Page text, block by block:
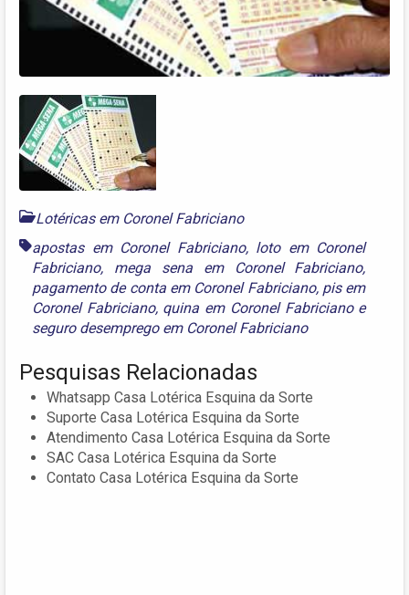
Lotéricas em Coronel Fabriciano
apostas em Coronel Fabriciano, loto em Coronel
Fabriciano, mega sena em Coronel Fabriciano,
pagamento de conta em Coronel Fabriciano, pis em
Coronel Fabriciano, quina em Coronel Fabricianoe
seguro desemprego em Coronel Fabriciano
Pesquisas Relacionadas
Whatsapp Casa Lotérica Esquina da Sorte
Suporte Casa Lotérica Esquina da Sorte
Atendimento Casa Lotérica Esquina da Sorte
SAC Casa Lotérica Esquina da Sorte
Contato Casa Lotérica Esquina da Sorte